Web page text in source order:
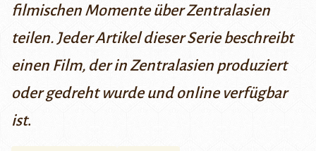
filmischen Momente über Zentralasien
teilen. Jeder Artikel dieserSeriebeschreibt
einen Film, der in Zentralasien produziert
oder gedreht wurde und online verfügbar
ist.